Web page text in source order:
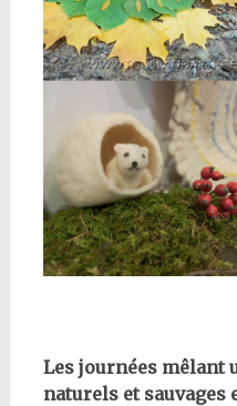
Les journées mêlant
naturels et sauvages